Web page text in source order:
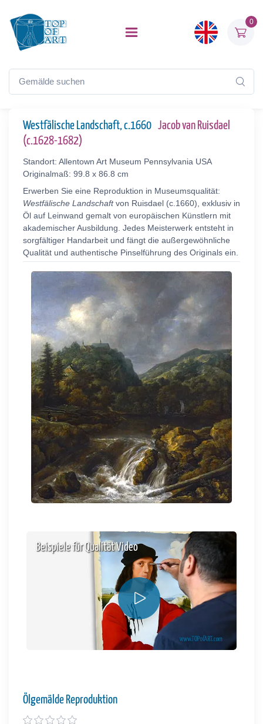
0
Westfälische Landschaft, c.1660 Jacob van Ruisdael
(c.1628-1682)
Standort: Allentown Art Museum Pennsylvania USA
Originalmaß: 99.8 x 86.8 cm
Erwerben Sie eine Reproduktion in Museumsqualität:
Westfälische Landschaftvon Ruisdael (c.1660), exklusiv in
Öl auf Leinwand gemalt von europäischen Künstlern mit
akademischer Ausbildung. Jedes Meisterwerk entsteht in
sorgfältiger Handarbeit und fängt die außergewöhnliche
Qualität und authentische Pinselführung des Originals ein.
Beispiele für Qualität Video
Ölgemälde Reproduktion